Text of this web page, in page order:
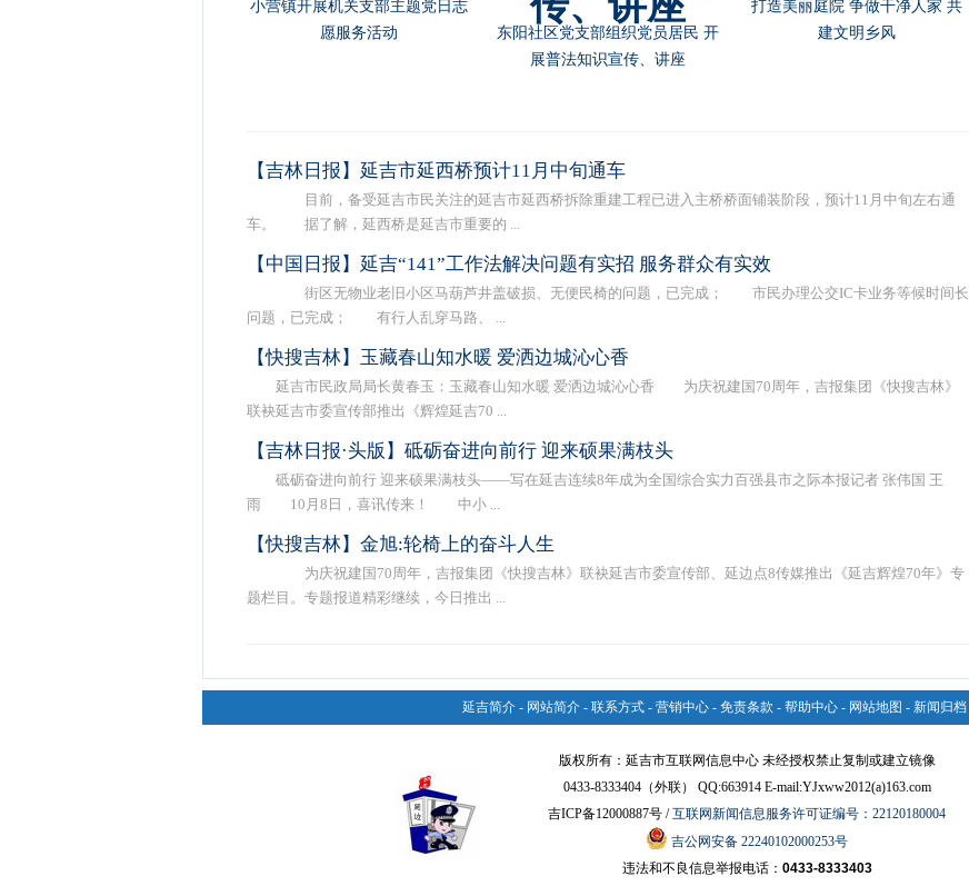
朝阳川镇党委书记池龙云节前慰
问部队官兵
朝阳川镇村“两委”干部参加延吉
市 扫黑除恶专题培训班
朝阳川镇为镇区居民分发扫黑除
恶宣传扇
【吉林日报】延吉市延西桥预计11月中旬通车
目前，备受延吉市民关注的延吉市延西桥拆除重建工程已进入主桥桥面铺装阶段，预计11月中旬左右通
车。 据了解，延西桥是延吉市重要的 ...
【中国日报】延吉“141”工作法解决问题有实招 服务群众有实效
街区无物业老旧小区马葫芦井盖破损、无便民椅的问题，已完成； 市民办理公交IC卡业务等候时间长
问题，已完成； 有行人乱穿马路、 ...
【快搜吉林】玉藏春山知水暖 爱洒边城沁心香
延吉市民政局局长黄春玉：玉藏春山知水暖 爱洒边城沁心香 为庆祝建国70周年，吉报集团《快搜吉林》
联袂延吉市委宣传部推出《辉煌延吉70 ...
【吉林日报·头版】砥砺奋进向前行 迎来硕果满枝头
砥砺奋进向前行 迎来硕果满枝头——写在延吉连续8年成为全国综合实力百强县市之际本报记者 张伟国 王
雨 10月8日，喜讯传来！ 中小 ...
【快搜吉林】金旭:轮椅上的奋斗人生
为庆祝建国70周年，吉报集团《快搜吉林》联袂延吉市委宣传部、延边点8传媒推出《延吉辉煌70年》专
题栏目。专题报道精彩继续，今日推出 ...
延吉简介 - 网站简介 - 联系方式 - 营销中心 - 免责条款 - 帮助中心 - 网站地图 - 新闻归档
版权所有：延吉市互联网信息中心 未经授权禁止复制或建立镜像
0433-8333404（外联） QQ:663914 E-mail:YJxww2012(a)163.com
吉ICP备12000887号 /互联网新闻信息服务许可证编号：22120180004
吉公网安备 22240102000253号
违法和不良信息举报电话： 0433-8333403